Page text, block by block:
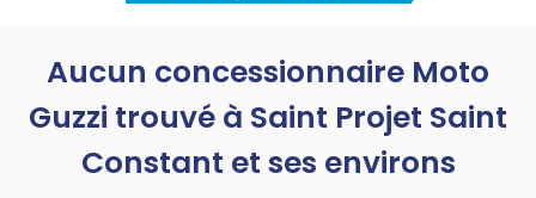
Aucun concessionnaire Moto
Guzzi trouvé à Saint Projet Saint
Constant et ses environs